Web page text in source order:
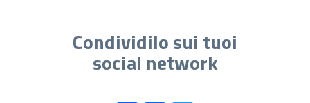
Condividilo sui tuoi
social network